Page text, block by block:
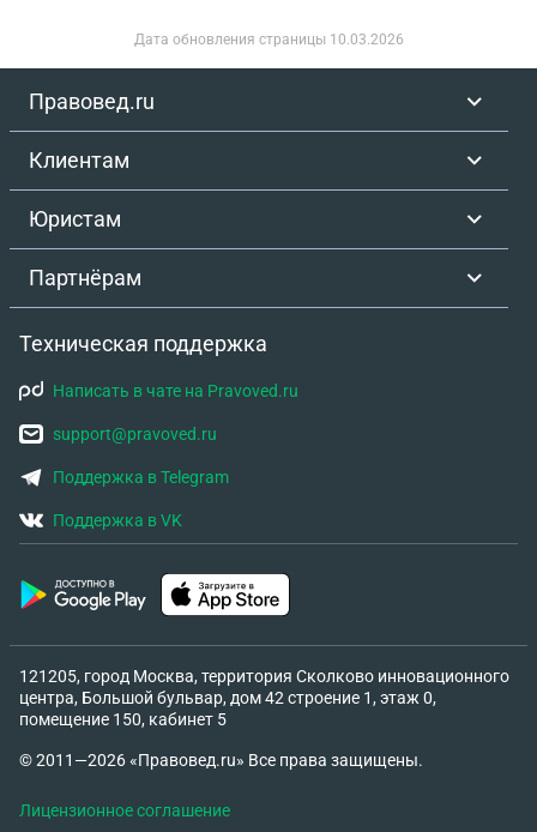
Дата обновления страницы 10.03.2026
Правовед.ru
Клиентам
Юристам
Партнёрам
Техническая поддержка
Написать в чате на Pravoved.ru
support@pravoved.ru
Поддержка в Telegram
Поддержка в VK
121205, город Москва, территория Сколково инновационного
центра, Большой бульвар, дом 42 строение 1, этаж 0,
помещение 150, кабинет 5
© 2011—2026 «Правовед.ru» Все права защищены.
Лицензионное соглашение